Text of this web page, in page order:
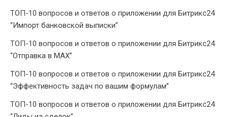
ТОП-10 вопросов и ответов о приложении для Битрикс24
“Импорт банковской выписки”
ТОП-10 вопросов и ответов о приложении для Битрикс24
“Отправка в МАХ”
ТОП-10 вопросов и ответов о приложении для Битрикс24
“Эффективность задач по вашим формулам”
ТОП-10 вопросов и ответов о приложении для Битрикс24